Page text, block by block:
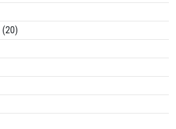
(20)